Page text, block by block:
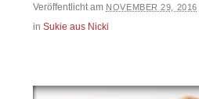
Veröffentlicht am NOVEMBER 29, 2016
inSukie aus Nicki